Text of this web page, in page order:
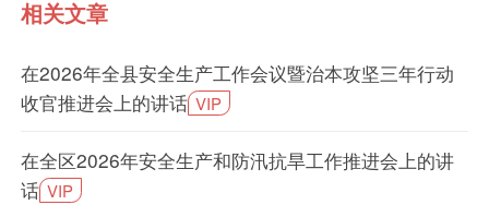
相关文章
在2026年全县安全生产工作会议暨治本攻坚三年行动
收官推进会上的讲话 VIP
在全区2026年安全生产和防汛抗旱工作推进会上的讲
话 VIP